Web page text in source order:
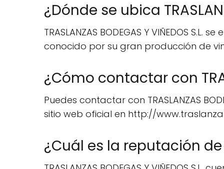
¿Dónde se ubica
TRASLANZAS BODEGAS Y VIÑEDOS
conocido por su gran producción de
¿Cómo contactar con
Puedes contactar con TRASLANZAS
sitio web oficial en http://
¿Cuál es la reputación de